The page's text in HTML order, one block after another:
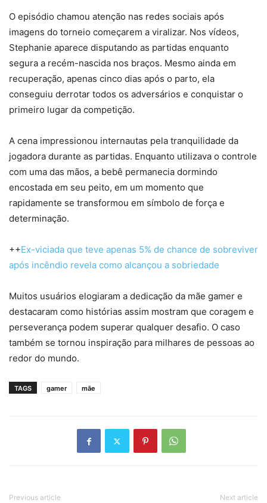
O episódio chamou atenção nas redes sociais após
imagens do torneio começarem a viralizar. Nos vídeos,
Stephanie aparece disputando as partidas enquanto
segura a recém-nascida nos braços. Mesmo ainda em
recuperação, apenas cinco dias após o parto, ela
conseguiu derrotar todos os adversários e conquistar o
primeiro lugar da competição.
A cena impressionou internautas pela tranquilidade da
jogadora durante as partidas. Enquanto utilizava o controle
com uma das mãos, a bebê permanecia dormindo
encostada em seu peito, em um momento que
rapidamente se transformou em símbolo de força e
determinação.
++Ex-viciada que teve apenas 5% de chance de sobreviver
após incêndio revela como alcançou a sobriedade
Muitos usuários elogiaram a dedicação da mãe gamer e
destacaram como histórias assim mostram que coragem e
perseverança podem superar qualquer desafio. O caso
também se tornou inspiração para milhares de pessoas ao
redor do mundo.
TAGS gamer mãe
Previous article Next article